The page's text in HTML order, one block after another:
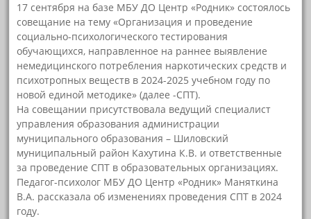
17 сентября на базе МБУ ДО Центр «Родник» состоялось
совещание на тему «Организация и проведение
социально-психологического тестирования
обучающихся, направленное на раннее выявление
немедицинского потребления наркотических средств и
психотропных веществ в 2024-2025 учебном году по
новой единой методике» (далее -СПТ).
На совещании присутствовала ведущий специалист
управления образования администрации
муниципального образования – Шиловский
муниципальный район Кахутина К.В. и ответственные
за проведение СПТ в образовательных организациях.
Педагог-психолог МБУ ДО Центр «Родник» Маняткина
В.А. рассказала об изменениях проведения СПТ в 2024
году.